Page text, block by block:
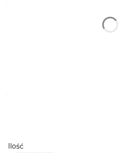
RÓŻOWE ZŁOTO | STANDARD
Ilość